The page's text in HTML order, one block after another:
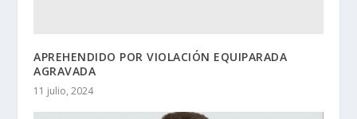
APREHENDIDO POR VIOLACIÓN EQUIPARADA
AGRAVADA
11 julio, 2024